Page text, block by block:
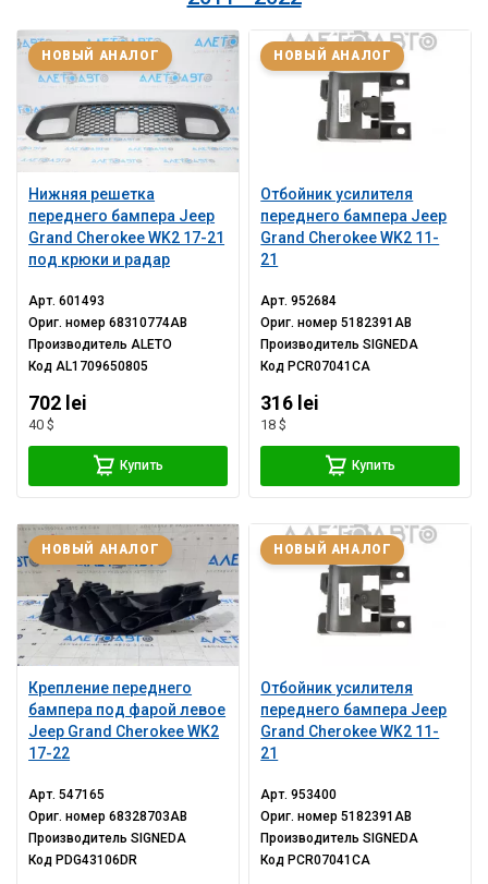
Нижняя решетка
переднего бампера Jeep
Grand Cherokee WK2 17-21
под крюки и радар
НОВЫЙ АНАЛОГ
Арт.601493
Ориг. номер68310774AB
Производитель ALETO
Код AL1709650805
702 lei
40 $
Купить
Отбойник усилителя
переднего бампера Jeep
Grand Cherokee WK2 11-
21
НОВЫЙ АНАЛОГ
Арт.952684
Ориг. номер5182391AB
ПроизводительSIGNEDA
КодPCR07041CA
316 lei
18 $
Купить
Крепление переднего
бампера под фарой левое
Jeep Grand Cherokee WK2
17-22
НОВЫЙ АНАЛОГ
Арт.547165
Ориг. номер68328703AB
ПроизводительSIGNEDA
КодPDG43106DR
Отбойник усилителя
переднего бампера Jeep
Grand Cherokee WK2 11-
21
НОВЫЙ АНАЛОГ
Арт.953400
Ориг. номер5182391AB
ПроизводительSIGNEDA
КодPCR07041CA